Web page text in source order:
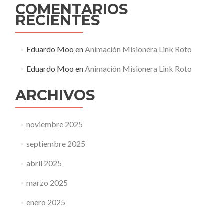
COMENTARIOS
RECIENTES
Eduardo Moo enAnimación Misionera Link Roto
Eduardo Moo enAnimación Misionera Link Roto
ARCHIVOS
noviembre 2025
septiembre 2025
abril 2025
marzo 2025
enero 2025